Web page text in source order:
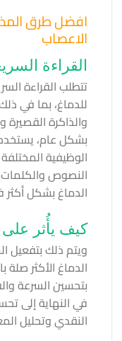
افضل طرق
الاعصاب
القراءة
تتطلب القراءة
للدماغ، بما في
والذاكرة القصيرة
بشكل عام،
الوظيفية
النصوص
الدماغ بشكل أكثر
كيف يأُثر على
ويتم ذلك بتفعيل
الدماغ الأكثر
بتحسين السرعة
في النهاية إلى
النقدي وتحليل